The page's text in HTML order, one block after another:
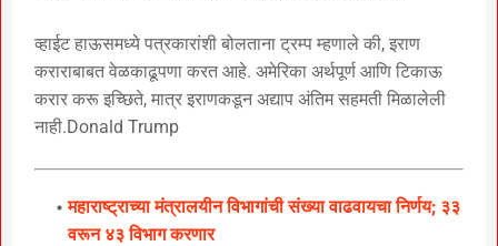
व्हाईट हाऊसमध्ये पत्रकारांशी बोलताना ट्रम्प म्हणाले की, इराण
कराराबाबत वेळकाढूपणा करत आहे. अमेरिका अर्थपूर्ण आणि टिकाऊ
करार करू इच्छिते, मात्र इराणकडून अद्याप अंतिम सहमती मिळालेली
नाही.Donald Trump
महाराष्ट्राच्या मंत्रालयीन विभागांची संख्या वाढवायचा निर्णय; ३३
वरून ४३ विभाग करणार